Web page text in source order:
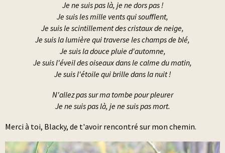
Je ne suis pas là, je ne dors pas !
Je suis les mille vents qui soufflent,
Je suis le scintillement des cristaux de neige,
Je suis la lumière qui traverse les champs de blé,
Je suis la douce pluie d'automne,
Je suis l'éveil des oiseaux dans le calme du matin,
Je suis l'étoile qui brille dans la nuit !
N'allez pas sur ma tombe pour pleurer
Je ne suis pas là, je ne suis pas mort.
Merci à toi, Blacky, de t'avoir rencontré sur mon chemin.